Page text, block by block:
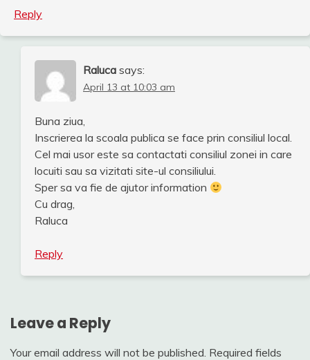
Reply
Raluca says:
April 13 at 10:03 am
Buna ziua,
Inscrierea la scoala publica se face prin consiliul local.
Cel mai usor este sa contactati consiliul zonei in care
locuiti sau sa vizitati site-ul consiliului.
Sper sa va fie de ajutor information
Cu drag,
Raluca
Reply
Leave a Reply
Your email address will not be published. Required fields